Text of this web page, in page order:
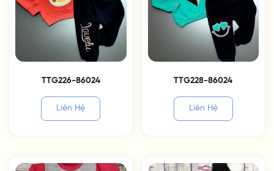
TTG226-86024
Liên Hệ
TTG228-86024
Liên Hệ